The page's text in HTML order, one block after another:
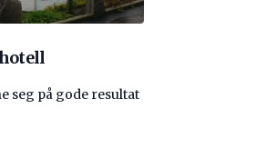
seg på gode resultat